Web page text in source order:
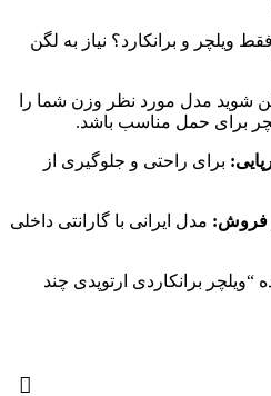
فقط ویلچر و برانکارد؟ نیاز به لگن
شوید مدل مورد نظر وزن شما را
برای حمل مناسب باشد.
برای راحتی و جلوگیری از
فروش: مدل ایرانی با گارانتی داخلی
برانکاردی ارتوپدی چند